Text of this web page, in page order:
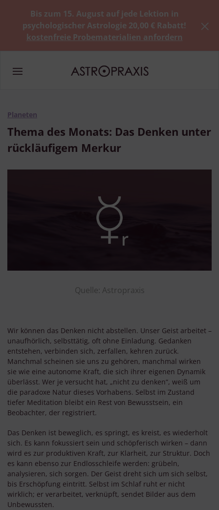
Bis zum 15. August auf jede Lektion in
psychologischer Astrologie 20,00 € Rabatt!
kostenfreie Probematerialien anfordern
Quelle: Astropraxis
Planeten
Thema des Monats: Das Denken unter
rückläufigem Merkur
Wir können das Denken nicht abstellen. Unser Geist arbeitet –
unaufhörlich, selbsttätig, oft ohne Einladung. Gedanken
entstehen, verbinden sich, zerfallen, kehren zurück.
Manchmal scheinen sie uns zu gehören, manchmal wirken
sie wie eine autonome Kraft, die sich ihrer eigenen Dynamik
überlässt. Wer je versucht hat, „nicht zu denken“, weiß um
die paradoxe Natur dieses Vorhabens. Selbst im Zustand
tiefer Meditation bleibt ein Rest von Bewusstsein, ein
Beobachter, der registriert.
Das Denken ist beweglich, es springt, es kreist, es wiederholt
sich. Es kann fokussiert sein und schöpferisch wirken – dann
wird es zur produktiven Kraft, zur Klarheit, zur Struktur. Doch
es kann ebenso zur Endlosschleife werden: grübeln,
analysieren, sich sorgen. Der Geist dreht sich um sich selbst,
bis Erschöpfung eintritt. Selbst im Schlaf ruht er nicht
wirklich; er verarbeitet, verknüpft, sendet Bilder aus dem
Unbewussten.